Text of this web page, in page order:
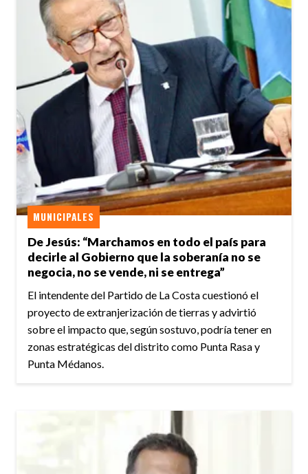
De Jesús: “Marchamos en todo el país para
decirle al Gobierno que la soberanía no se
negocia, no se vende, ni se entrega”
MUNICIPALES
El intendente del Partido de La Costa cuestionó el
proyecto de extranjerización de tierras y advirtió
sobre el impacto que, según sostuvo, podría tener en
zonas estratégicas del distrito como Punta Rasa y
Punta Médanos.